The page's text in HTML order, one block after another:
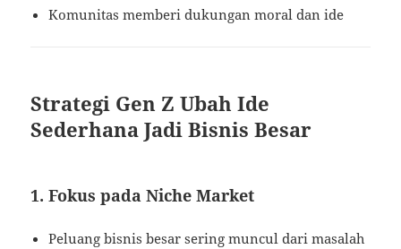
Komunitas memberi dukungan moral dan ide
Strategi Gen Z Ubah Ide
Sederhana Jadi Bisnis Besar
1. Fokus pada Niche Market
Peluang bisnis besar sering muncul dari masalah